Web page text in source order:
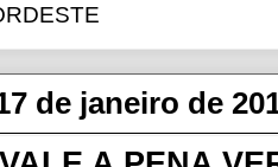
de janeiro de